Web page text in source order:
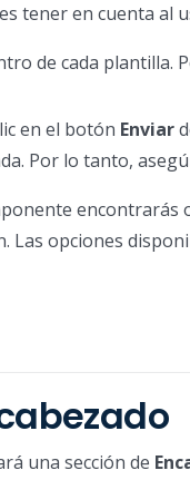
tener en cuenta al
de cada plantilla.
en el botón Enviar
Por lo tanto,
Las opciones
una sección de